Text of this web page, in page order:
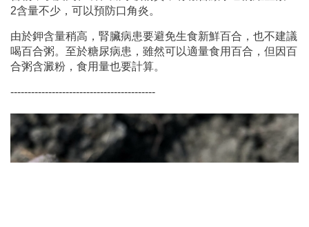
2含量不少，可以預防口角炎。
由於鉀含量稍高，腎臟病患要避免生食新鮮百合，也不建議
喝百合粥。至於糖尿病患，雖然可以適量食用百合，但因百
合粥含澱粉，食用量也要計算。
------------------------------------------